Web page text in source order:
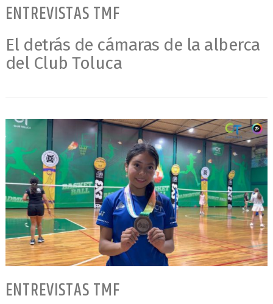
ENTREVISTAS TMF
El detrás de cámaras de la alberca
del Club Toluca
ENTREVISTAS TMF